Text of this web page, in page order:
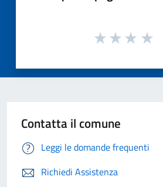
Contatta il comune
Leggi le domande frequenti
Richiedi Assistenza